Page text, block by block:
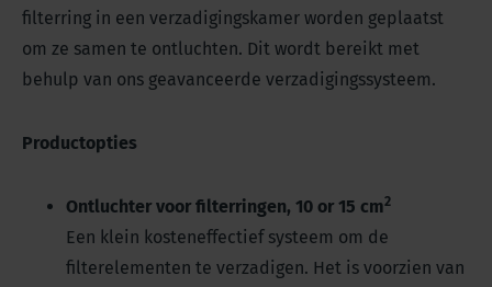
filterring in een verzadigingskamer worden geplaatst
om ze samen te ontluchten. Dit wordt bereikt met
behulp van ons geavanceerde verzadigingssysteem.
Productopties
Ontluchter voor filterringen, 10 or 15 cm2
Een klein kosteneffectief systeem om de
filterelementen te verzadigen. Het is voorzien van